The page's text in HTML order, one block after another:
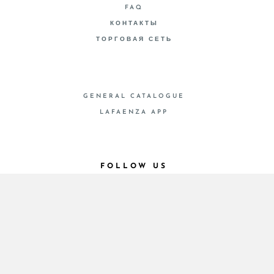
FAQ
КОНТАКТЫ
ТОРГОВАЯ СЕТЬ
GENERAL CATALOGUE
LAFAENZA APP
FOLLOW US